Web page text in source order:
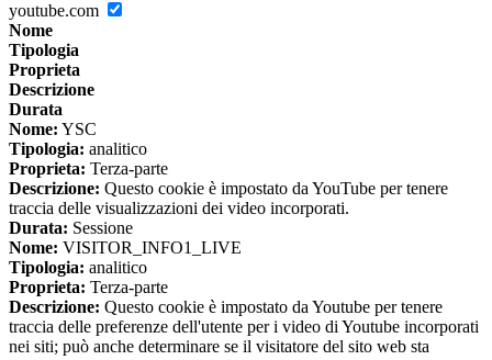
youtube.com
Nome
Tipologia
Proprieta
Descrizione
Durata
Nome: YSC
Tipologia: analitico
Proprieta: Terza-parte
Descrizione: Questo cookie è impostato da YouTube per tenere
traccia delle visualizzazioni dei video incorporati.
Durata: Sessione
Nome: VISITOR_INFO1_LIVE
Tipologia: analitico
Proprieta: Terza-parte
Descrizione: Questo cookie è impostato da Youtube per tenere
traccia delle preferenze dell'utente per i video di Youtube incorporati
nei siti; può anche determinare se il visitatore del sito web sta